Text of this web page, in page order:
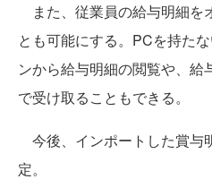
また、従業員の給与明細を
とも可能にする。PCを持た
ンから給与明細の閲覧や、
で受け取ることもできる。
今後、インポートした賞与
定。